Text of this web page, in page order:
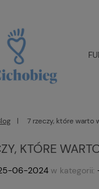
7 rzeczy, które
KTÓRE
06-2024 w kategorii: